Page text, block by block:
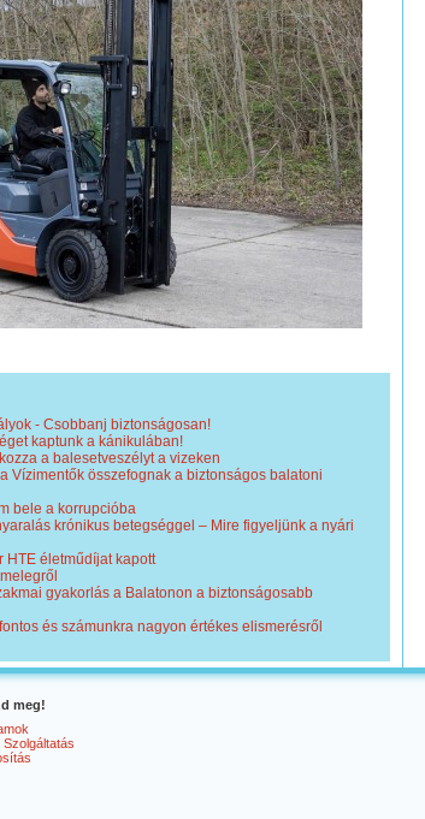
- Csobbanj biztonságosan!
kaptunk a kánikulában!
a balesetveszélyt a vizeken
Vízimentők összefognak a biztonságos balatoni
bele a korrupcióba
krónikus betegséggel – Mire figyeljünk a nyári
HTE életműdíjat kapott
gyakorlás a Balatonon a biztonságosabb
és számunkra nagyon értékes elismerésről
meg!